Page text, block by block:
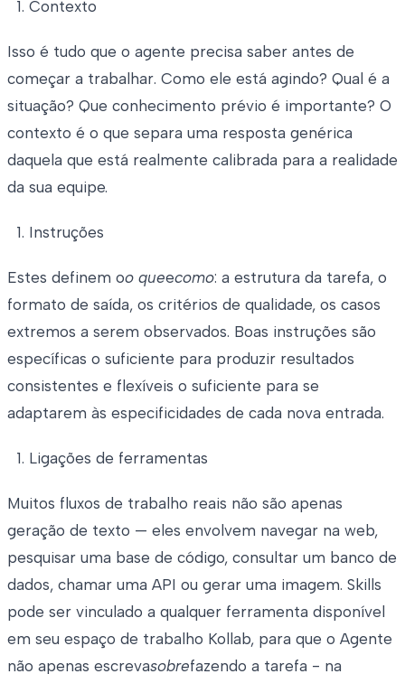
Contexto
Isso é tudo que o agente precisa saber antes de
começar a trabalhar. Como ele está agindo? Qual é a
situação? Que conhecimento prévio é importante? O
contexto é o que separa uma resposta genérica
daquela que está realmente calibrada para a realidade
da sua equipe.
Instruções
Estes definem oo queecomo: a estrutura da tarefa, o
formato de saída, os critérios de qualidade, os casos
extremos a serem observados. Boas instruções são
específicas o suficiente para produzir resultados
consistentes e flexíveis o suficiente para se
adaptarem às especificidades de cada nova entrada.
Ligações de ferramentas
Muitos fluxos de trabalho reais não são apenas
geração de texto — eles envolvem navegar na web,
pesquisar uma base de código, consultar um banco de
dados, chamar uma API ou gerar uma imagem. Skills
pode ser vinculado a qualquer ferramenta disponível
em seu espaço de trabalho Kollab, para que o Agente
não apenas escrevasobrefazendo a tarefa - na